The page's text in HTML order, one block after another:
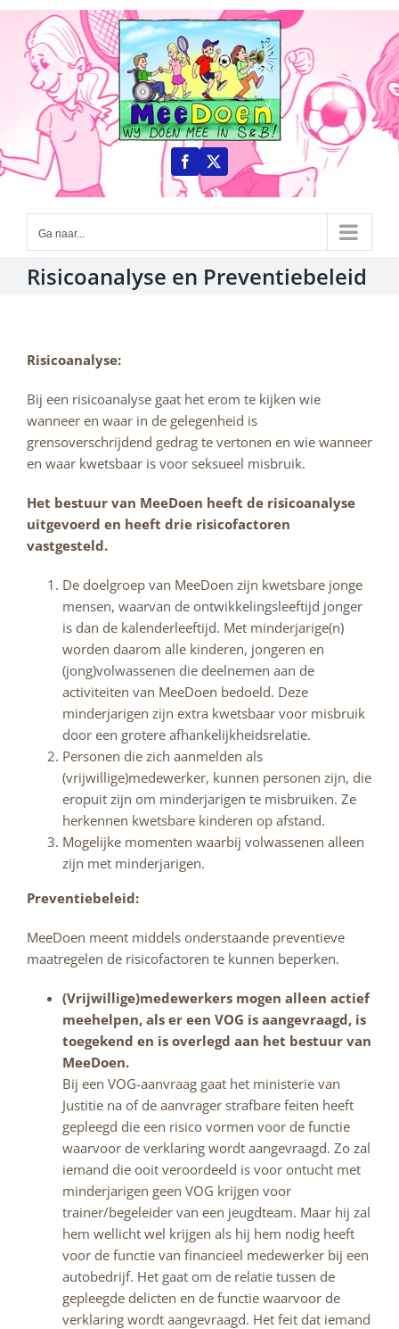
Ga
inhoud
Ga naar...
Risicoanalyse en Preventiebeleid
Risicoanalyse:
Bij een risicoanalyse gaat het erom te kijken wie
wanneer en waar in de gelegenheid is
grensoverschrijdend gedrag te vertonen en wie wanneer
en waar kwetsbaar is voor seksueel misbruik.
Het bestuur van MeeDoen heeft de risicoanalyse
uitgevoerd en heeft drie risicofactoren
vastgesteld.
De doelgroep van MeeDoen zijn kwetsbare jonge
mensen, waarvan de ontwikkelingsleeftijd jonger
is dan de kalenderleeftijd. Met minderjarige(n)
worden daarom alle kinderen, jongeren en
(jong)volwassenen die deelnemen aan de
activiteiten van MeeDoen bedoeld. Deze
minderjarigen zijn extra kwetsbaar voor misbruik
door een grotere afhankelijkheidsrelatie.
Personen die zich aanmelden als
(vrijwillige)medewerker, kunnen personen zijn, die
eropuit zijn om minderjarigen te misbruiken. Ze
herkennen kwetsbare kinderen op afstand.
Mogelijke momenten waarbij volwassenen alleen
zijn met minderjarigen.
Preventiebeleid:
MeeDoen meent middels onderstaande preventieve
maatregelen de risicofactoren te kunnen beperken.
(Vrijwillige)medewerkers mogen alleen actief
meehelpen, als er een VOG is aangevraagd, is
toegekend en is overlegd aan het bestuur van
MeeDoen.
Bij een VOG-aanvraag gaat het ministerie van
Justitie na of de aanvrager strafbare feiten heeft
gepleegd die een risico vormen voor de functie
waarvoor de verklaring wordt aangevraagd. Zo zal
iemand die ooit veroordeeld is voor ontucht met
minderjarigen geen VOG krijgen voor
trainer/begeleider van een jeugdteam. Maar hij zal
hem wellicht wel krijgen als hij hem nodig heeft
voor de functie van financieel medewerker bij een
autobedrijf. Het gaat om de relatie tussen de
gepleegde delicten en de functie waarvoor de
verklaring wordt aangevraagd. Het feit dat iemand